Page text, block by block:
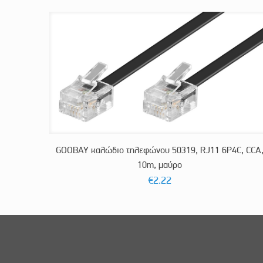
GOOBAY καλώδιο τηλεφώνου 50319, RJ11 6P4C, CCA,
10m, μαύρο
€2.22